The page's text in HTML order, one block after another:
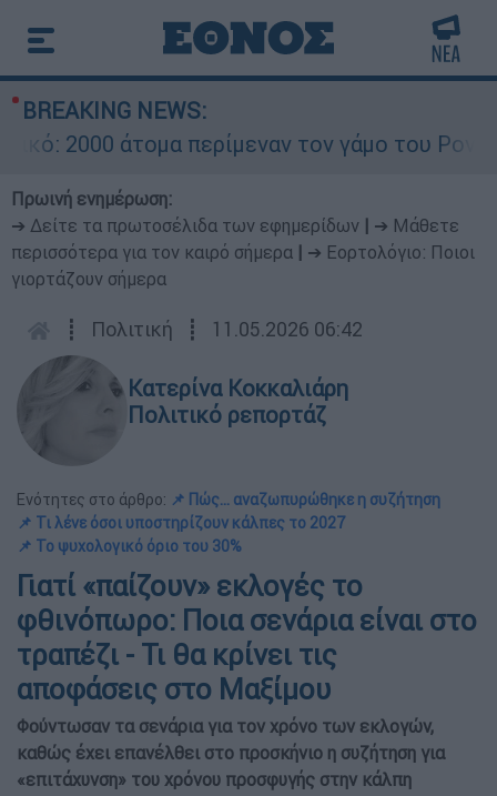
BREAKING NEWS:
άτομα περίμεναν τον γάμο του Ρονάλντο
Πρωινή ενημέρωση:
➔ Δείτε τα πρωτοσέλιδα των εφημερίδων
➔ Μάθετε
περισσότερα για τον καιρό σήμερα
➔ Εορτολόγιο: Ποιοι
γιορτάζουν σήμερα
┋ Πολιτική ┋ 11.05.2026 06:42
Κατερίνα Κοκκαλιάρη
Πολιτικό ρεπορτάζ
Ενότητες στο άρθρο: 📌 Πώς... αναζωπυρώθηκε η συζήτηση
📌 Τι λένε όσοι υποστηρίζουν κάλπες το 2027
📌 Το ψυχολογικό όριο του 30%
Γιατί «παίζουν» εκλογές το
φθινόπωρο: Ποια σενάρια είναι στο
τραπέζι - Τι θα κρίνει τις
αποφάσεις στο Μαξίμου
Φούντωσαν τα σενάρια για τον χρόνο των εκλογών,
καθώς έχει επανέλθει στο προσκήνιο η συζήτηση για
«επιτάχυνση» του χρόνου προσφυγής στην κάλπη